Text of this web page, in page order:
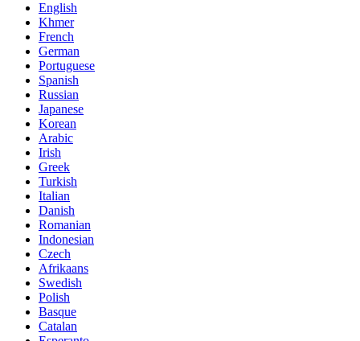
English
Khmer
French
German
Portuguese
Spanish
Russian
Japanese
Korean
Arabic
Irish
Greek
Turkish
Italian
Danish
Romanian
Indonesian
Czech
Afrikaans
Swedish
Polish
Basque
Catalan